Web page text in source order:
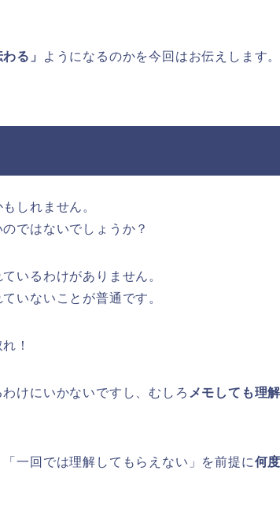
る」 ようになるのかを今回はお伝えします。
しれません。
ではないでしょうか？
いるわけがありません。
いないことが普通です。
！
けにいかないですし、むしろ メモしても理
一回では理解してもらえない」を前提に何